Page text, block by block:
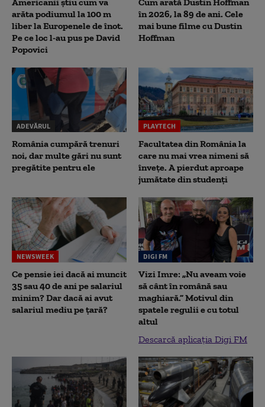
arăta podiumul la 100 m
liber la Europenele de înot.
Pe ce loc l-au pus pe David
Popovici
în 2026, la 89 de ani. Cele
mai bune filme cu Dustin
Hoffman
ADEVĂRUL
România cumpără trenuri
noi, dar multe gări nu sunt
pregătite pentru ele
PLAYTECH
Facultatea din România la
care nu mai vrea nimeni să
înveţe. A pierdut aproape
jumătate din studenţi
NEWSWEEK
Ce pensie iei dacă ai muncit
35 sau 40 de ani pe salariul
minim? Dar dacă ai avut
salariul mediu pe țară?
DIGI FM
Vizi Imre: „Nu aveam voie
să cânt în română sau
maghiară.” Motivul din
spatele regulii e cu totul
altul
Descarcă aplicația Digi FM